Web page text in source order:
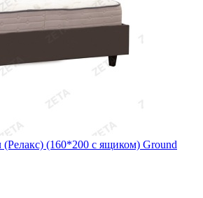
(160*200 с ящиком) Ground